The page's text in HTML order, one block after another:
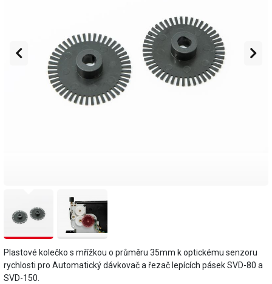
Plastové kolečko s mřížkou o průměru 35mm k optickému senzoru
rychlosti pro Automatický dávkovač a řezač lepících pásek SVD-80 a
SVD-150.